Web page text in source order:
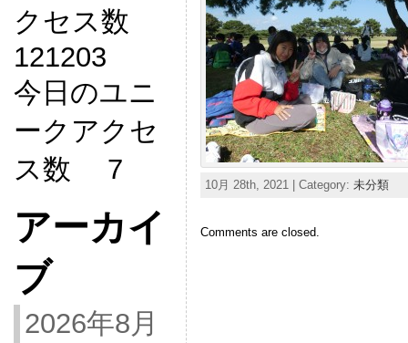
クセス数
121203
今日のユニ
ークアクセ
ス数 7
アーカイ
ブ
2026年8月
10月 28th, 2021 | Category: 未分類
Comments are closed.